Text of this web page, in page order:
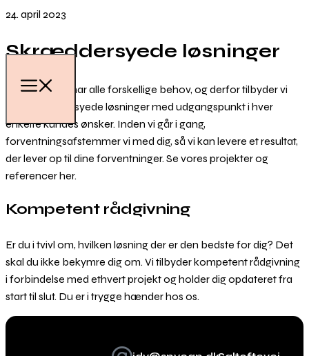
24. april 2023
Skræddersyede løsninger
Vores kunder har alle forskellige behov, og derfor tilbyder vi
altid skræddersyede løsninger med udgangspunkt i hver
enkelte kundes ønsker. Inden vi går i gang,
forventningsafstemmer vi med dig, så vi kan levere et resultat,
der lever op til dine forventninger. Se vores projekter og
referencer her.
Kompetent rådgivning
Er du i tvivl om, hvilken løsning der er den bedste for dig? Det
skal du ikke bekymre dig om. Vi tilbyder kompetent rådgivning
i forbindelse med ethvert projekt og holder dig opdateret fra
start til slut. Du er i trygge hænder hos os.